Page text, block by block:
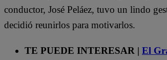
conductor, José Peláez, tuvo un lindo
decidió reunirlos para motivarlos.
TE PUEDE INTERESAR | El